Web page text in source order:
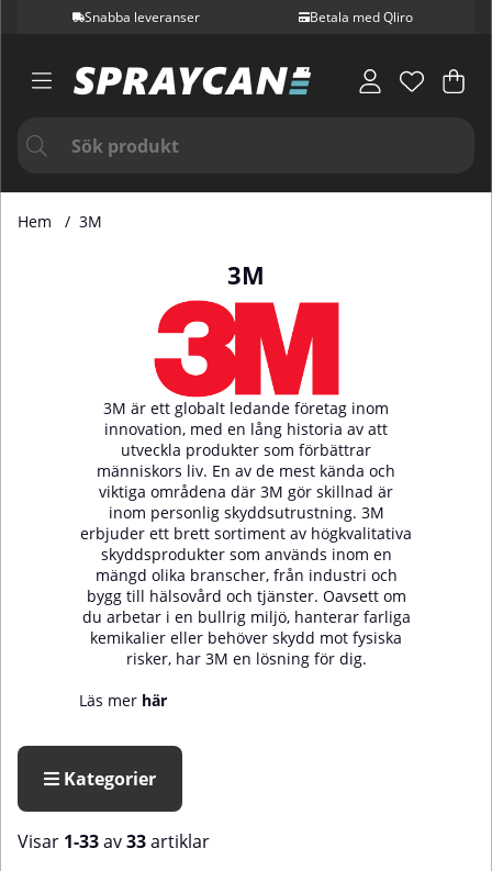
Snabba leveranser Betala med Qliro
.
Hem 3M
3M
3M är ett globalt ledande företag inom
innovation, med en lång historia av att
utveckla produkter som förbättrar
människors liv. En av de mest kända och
viktiga områdena där 3M gör skillnad är
inom personlig skyddsutrustning. 3M
erbjuder ett brett sortiment av högkvalitativa
skyddsprodukter som används inom en
mängd olika branscher, från industri och
bygg till hälsovård och tjänster. Oavsett om
du arbetar i en bullrig miljö, hanterar farliga
kemikalier eller behöver skydd mot fysiska
risker, har 3M en lösning för dig.
Läs mer här
Kategorier
Visar 1-33av33artiklar